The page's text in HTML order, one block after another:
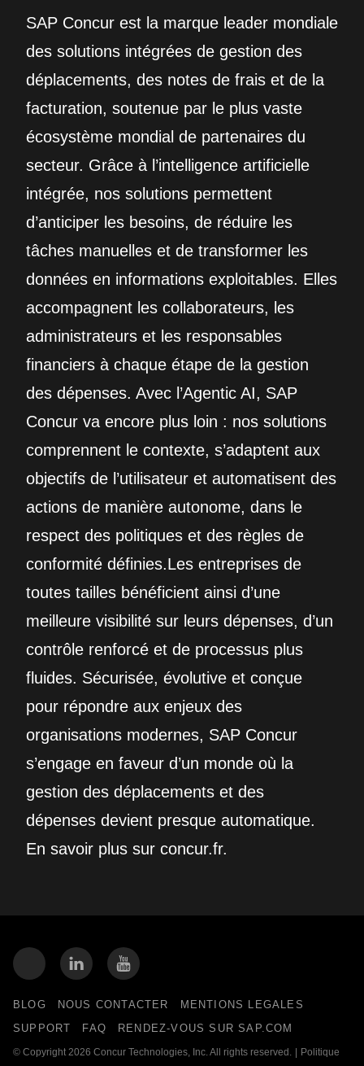
SAP Concur est la marque leader mondiale
des solutions intégrées de gestion des
déplacements, des notes de frais et de la
facturation, soutenue par le plus vaste
écosystème mondial de partenaires du
secteur. Grâce à l’intelligence artificielle
intégrée, nos solutions permettent
d’anticiper les besoins, de réduire les
tâches manuelles et de transformer les
données en informations exploitables. Elles
accompagnent les collaborateurs, les
administrateurs et les responsables
financiers à chaque étape de la gestion
des dépenses. Avec l’Agentic AI, SAP
Concur va encore plus loin : nos solutions
comprennent le contexte, s’adaptent aux
objectifs de l’utilisateur et automatisent des
actions de manière autonome, dans le
respect des politiques et des règles de
conformité définies.Les entreprises de
toutes tailles bénéficient ainsi d’une
meilleure visibilité sur leurs dépenses, d’un
contrôle renforcé et de processus plus
fluides. Sécurisée, évolutive et conçue
pour répondre aux enjeux des
organisations modernes, SAP Concur
s’engage en faveur d’un monde où la
gestion des déplacements et des
dépenses devient presque automatique.
En savoir plus sur concur.fr.
BLOG NOUS CONTACTER
MENTIONS LEGALES
SUPPORT
FAQ RENDEZ-VOUS SUR SAP.COM
© Copyright 2026 Concur Technologies, Inc. All rights reserved. Politique